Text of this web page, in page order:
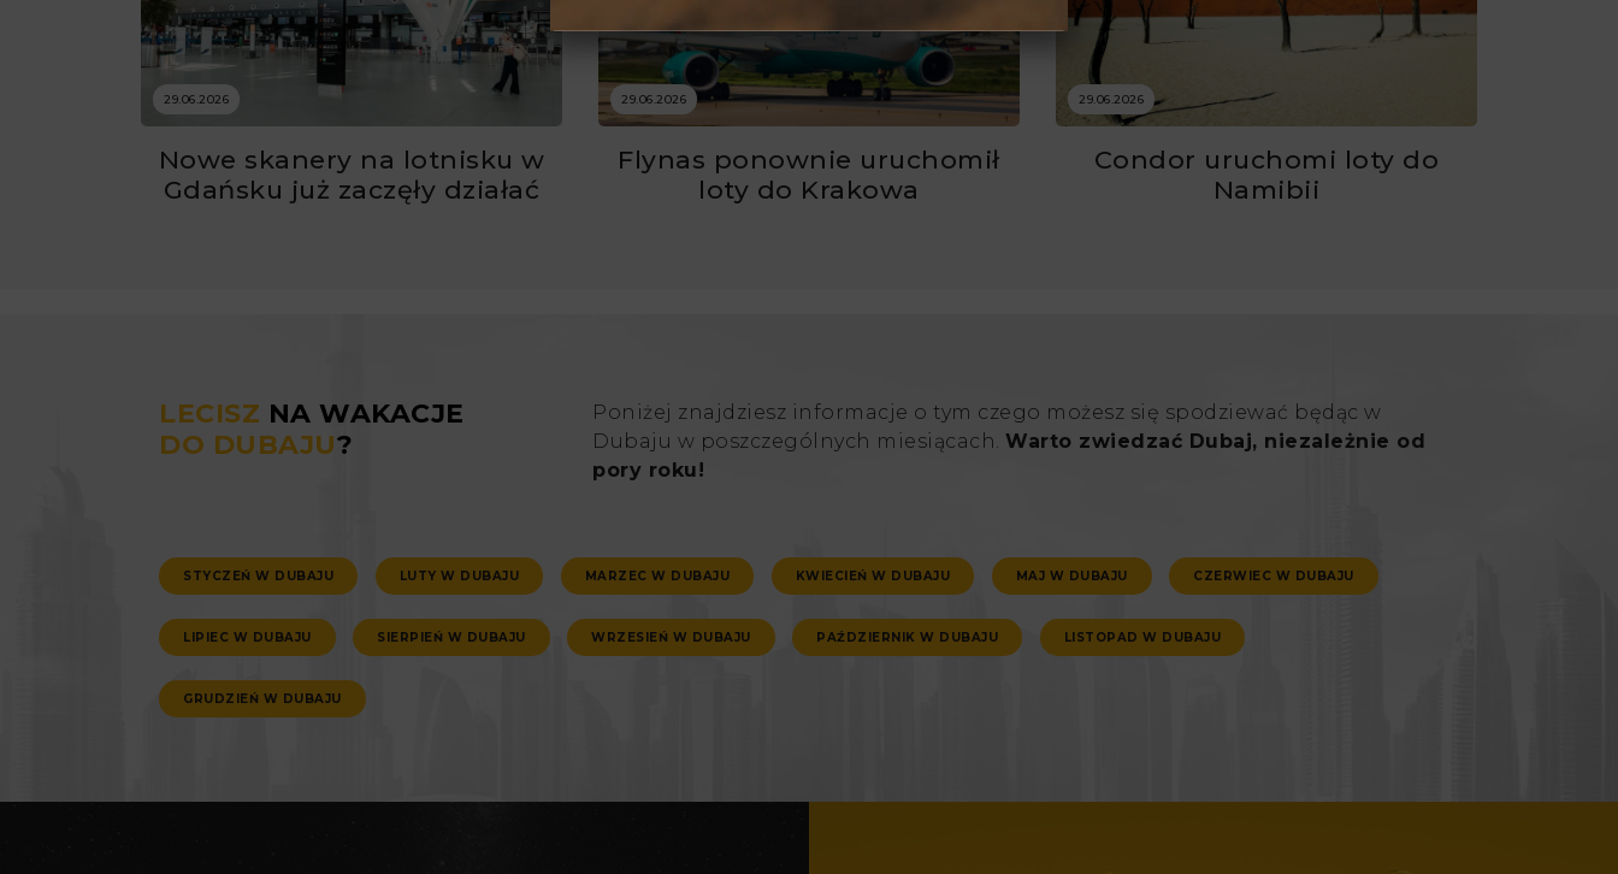
29.06.2026
Nowe skanery na lotnisku w
Gdańsku już zaczęły działać
29.06.2026
Flynas ponownie uruchomił
loty do Krakowa
29.06.2026
Condor uruchomi loty do
Namibii
LECISZ NA WAKACJE
DO DUBAJU?
Poniżej znajdziesz informacje o tym czego możesz się spodziewać będąc w
Dubaju w poszczególnych miesiącach. Warto zwiedzać Dubaj, niezależnie od
pory roku!
STYCZEŃ W DUBAJU LUTY W DUBAJU MARZEC W DUBAJU KWIECIEŃ W DUBAJU MAJ W DUBAJU CZERWIEC W DUBAJU
LIPIEC W DUBAJU SIERPIEŃ W DUBAJU WRZESIEŃ W DUBAJU PAŹDZIERNIK W DUBAJU LISTOPAD W DUBAJU
GRUDZIEŃ W DUBAJU